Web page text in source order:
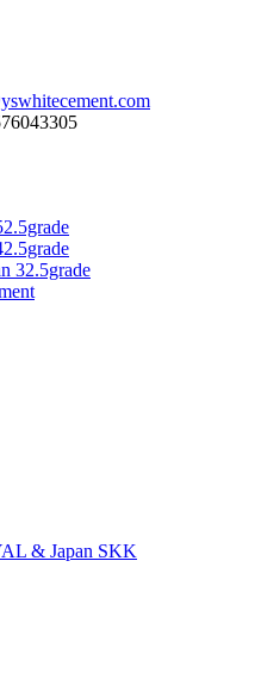
32.5grade
& Japan SKK